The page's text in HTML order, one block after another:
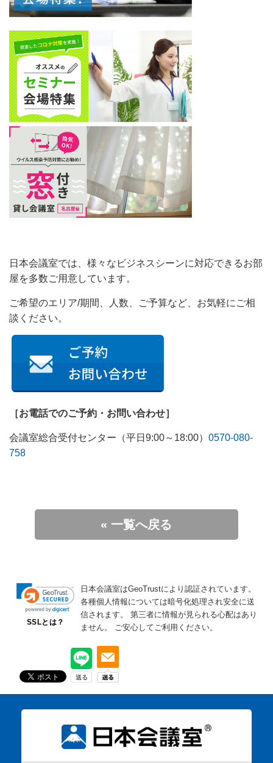
日本会議室では、様々なビジネスシーンに対応できるお部
屋を多数ご用意しています。
ご希望のエリア/期間、人数、ご予算など、お気軽にご相
談ください。
［お電話でのご予約・お問い合わせ］
会議室総合受付センター（平日9:00～18:00） 0570-080-
758
« 一覧へ戻る
SSLとは？
日本会議室はGeoTrustにより認証されています。
各種個人情報については暗号化処理され安全に送
信されます。
第三者に情報が見られる心配はあり
ません。
ご安心してご利用ください。